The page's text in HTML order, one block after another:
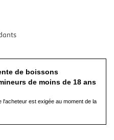
de boissons
de moins de 18 ans
l'acheteur est exigée au moment de la